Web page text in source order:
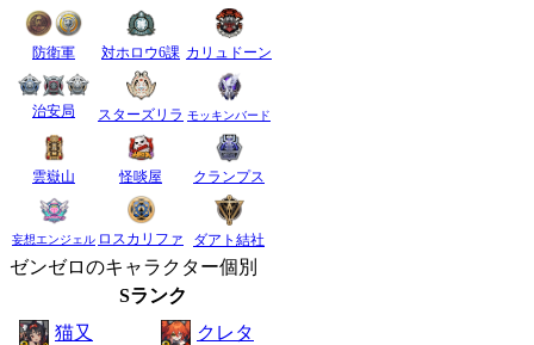
防衛軍 対ホロウ6課 カリュドーン
治安局 スターズリラ モッキンバード
雲嶽山 怪啖屋 クランプス
妄想エンジェル ロスカリファ ダアト結社
ゼンゼロのキャラクター個別
Sランク
猫又
クレタ